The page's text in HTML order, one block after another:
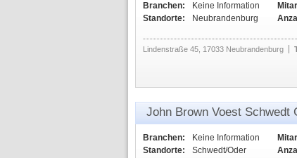
Branchen:
Keine Information
Standorte:
Neubrandenburg
Lindenstraße 45, 17033 Neubrandenburg
John Brown Voest Schwedt
Branchen:
Keine Information
Standorte:
Schwedt/Oder